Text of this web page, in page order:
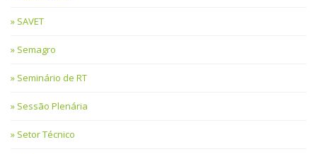
SAVET
Semagro
Seminário de RT
Sessão Plenária
Setor Técnico